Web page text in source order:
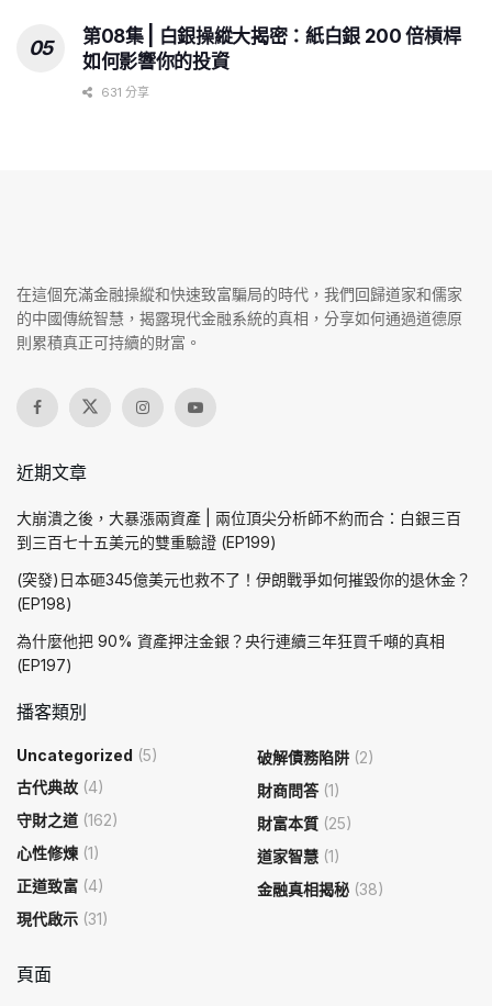
第08集 | 白銀操縱大揭密：紙白銀 200 倍槓桿
如何影響你的投資
631 分享
在這個充滿金融操縱和快速致富騙局的時代，我們回歸道家和儒家
的中國傳統智慧，揭露現代金融系統的真相，分享如何通過道德原
則累積真正可持續的財富。
近期文章
大崩潰之後，大暴漲兩資產 | 兩位頂尖分析師不約而合：白銀三百
到三百七十五美元的雙重驗證 (EP199)
(突發)日本砸345億美元也救不了！伊朗戰爭如何摧毀你的退休金？
(EP198)
為什麼他把 90% 資產押注金銀？央行連續三年狂買千噸的真相
(EP197)
播客類別
Uncategorized (5)
古代典故 (4)
守財之道 (162)
心性修煉 (1)
正道致富 (4)
現代啟示 (31)
破解債務陷阱 (2)
財商問答(1)
財富本質 (25)
道家智慧 (1)
金融真相揭秘 (38)
頁面